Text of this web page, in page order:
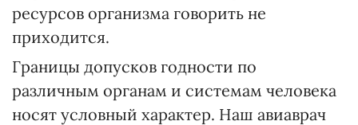
ресурсов организма говорить не
приходится.
Границы допусков годности по
различным органам и системам человека
носят условный характер. Наш авиаврач